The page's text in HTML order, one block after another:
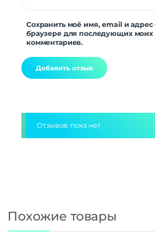
Сохранить моё имя, email и адрес
браузере для последующих моих
комментариев.
Отзывов пока нет
Похожие товары